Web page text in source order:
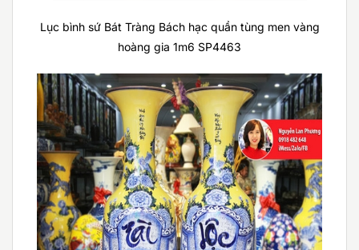
Lục bình sứ Bát Tràng Bách hạc quần tùng men vàng
hoàng gia 1m6 SP4463